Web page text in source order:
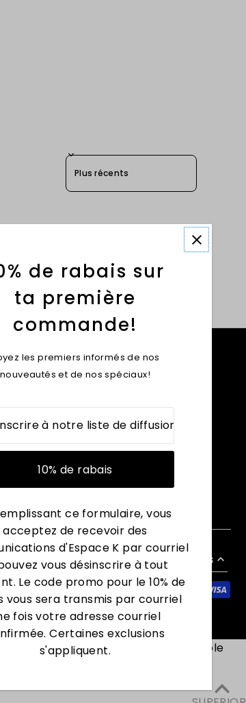
Sort reviews by
Français
de rabais sur
ta première
commande!
les premiers informés de nos
nouveautés et de nos spéciaux!
ce formulaire, vous
acceptez de recevoir des
d'Espace K par courriel
vous désinscrire à tout
Le code promo pour le 10% de
vous sera transmis par courriel
fois votre adresse courriel
Certaines exclusions
s'appliquent.
auto !important; overflow: visible